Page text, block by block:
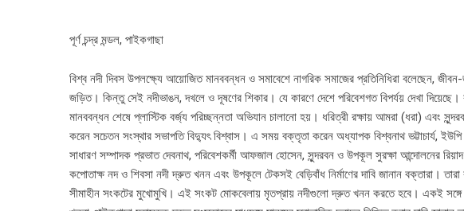
পূর্ণ চন্দ্র মন্ডল, পাইকগাছা
বিশ্ব নদী দিবস উপলক্ষ্যে আয়োজিত মানববন্ধন ও সমাবেশে নাগরিক সমাজের প্রতিনিধিরা বলেছেন,
জড়িত। কিন্তু সেই নদীভাঙন, দখলে ও দূষণের শিকার। যে কারণে দেশে পরিবেশগত বিপর্যয় দেখা
মানববন্ধন শেষে প্লাস্টিক বর্জ্য পরিচ্ছন্নতা অভিযান চালানো হয়। ধরিত্রী রক্ষায় আমরা (ধরা) এবং
করেন সচেতন সংস্থার সভাপতি বিদ্যুৎ বিশ্বাস। এ সময় বক্তৃতা করেন অধ্যাপক বিশ্বনাথ ভট্টাচার্য, ইউপি
সাধারণ সম্পাদক প্রভাত দেবনাথ, পরিবেশকর্মী আফজাল হোসেন, সুন্দরবন ও উপকূল সুরক্ষা আন্দোলনের
কপোতাক্ষ নদ ও শিবসা নদী দ্রুত খনন এবং উপকূলে টেকসই বেড়িবাঁধ নির্মাণের দাবি জানান বক্তারা।
সীমাহীন সংকটের মুখোমুখি। এই সংকট মোকবেলায় মৃতপ্রায় নদীগুলো দ্রুত খনন করতে হবে। একই সঙ্গে